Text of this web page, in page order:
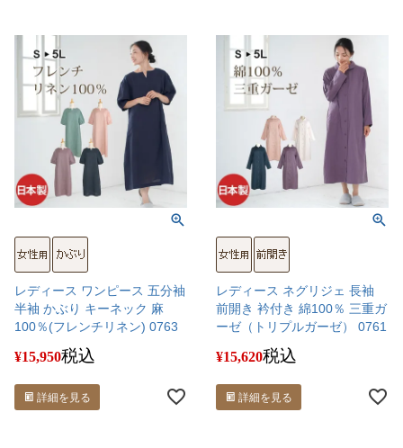
レディース ワンピース 五分袖
半袖 かぶり キーネック 麻
100％(フレンチリネン) 0763
¥15,950税込
詳細を見る
レディース ネグリジェ 長袖
前開き 衿付き 綿100％ 三重ガ
ーゼ（トリプルガーゼ） 0761
¥15,620税込
詳細を見る